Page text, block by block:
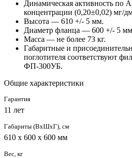
Динамическая активность
концентрации (0,20±0,02) мг/
Высота — 610 +/- 5 мм.
Диаметр фланца — 600 +/- 5
Масса — не более 73 кг.
Габаритные и
поглотителя соответствуют
ФП-300УБ.
Общие характеристики
Гарантия
11 лет
Габариты (ВхШхГ), см
610 х 600 х 600 мм
Вес, кг